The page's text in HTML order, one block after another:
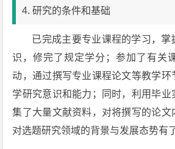
4. 研究的条件和基础
已完成主要专业课程的学习，掌
识，修完了规定学分；参加了有关
动，通过撰写专业课程论文等教学环
学研究意识和能力；同时，利用毕业
集了大量文献资料，对将撰写的论文
对选题研究领域的背景与发展态势有